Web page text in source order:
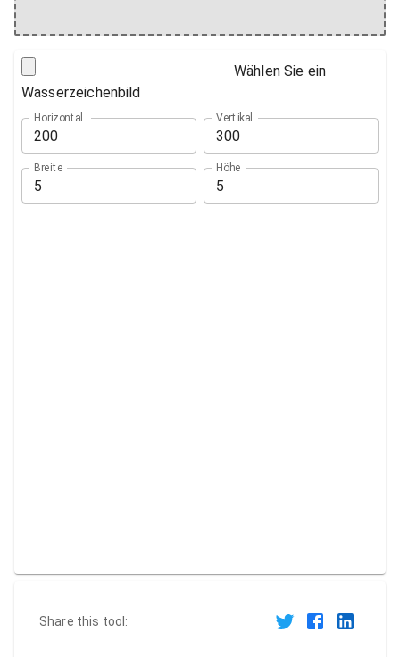
Wählen Sie ein
Wasserzeichenbild
Horizontal Vertikal
Breite Höhe
Share this tool: